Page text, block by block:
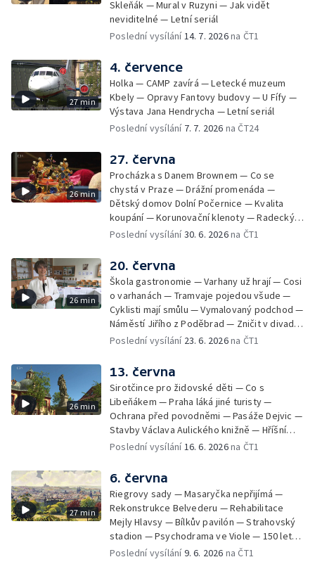
Skleňák — Mural v Ruzyni — Jak vidět
neviditelné — Letní seriál
Poslední vysílání14. 7. 2026na ČT1
27 min
4. července
Holka — CAMP zavírá — Letecké muzeum
Kbely — Opravy Fantovy budovy — U Fífy —
Výstava Jana Hendrycha — Letní seriál
Poslední vysílání 7. 7. 2026 na ČT24
26 min
27. června
Procházka s Danem Brownem — Co se
chystá v Praze — Drážní promenáda —
Dětský domov Dolní Počernice — Kvalita
koupání — Korunovační klenoty — Radecký
zpátky na Malostranské náměstí — 50 let
Poslední vysílání30. 6. 2026na ČT1
26 min
20. června
Škola gastronomie — Varhany už hrají — Cosi
o varhanách — Tramvaje pojedou všude —
Cyklisti mají smůlu — Vymalovaný podchod —
Náměstí Jiřího z Poděbrad — Zničit v divadle
Komedie — Den otevřených dveří — Letní
Poslední vysílání 23. 6. 2026na ČT1
26 min
13. června
Sirotčince pro židovské děti — Co s
Libeňákem — Praha láká jiné turisty —
Ochrana před povodněmi — Pasáže Dejvic —
Stavby Václava Aulického knižně — Hříšní
lidé v Divadle ABC — Kunratice
Poslední vysílání16. 6. 2026na ČT1
27 min
6. června
Riegrovy sady — Masaryčka nepřijímá —
Rekonstrukce Belvederu — Rehabilitace
Mejly Hlavsy — Bílkův pavilón — Strahovský
stadion — Psychodrama ve Viole — 150 let
od smrti Františka Palackého —
Poslední vysílání9. 6. 2026 na ČT1